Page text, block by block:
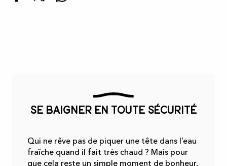
Se baigner en toute sécurité
Qui ne rêve pas de piquer une tête dans l’eau
fraîche quand il fait très chaud ? Mais pour
que cela reste un simple moment de bonheur,